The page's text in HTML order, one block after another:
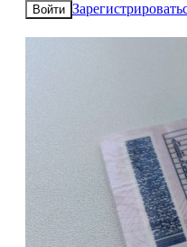
Войти